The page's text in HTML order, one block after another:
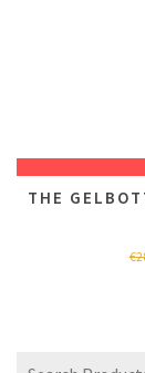
THE
€